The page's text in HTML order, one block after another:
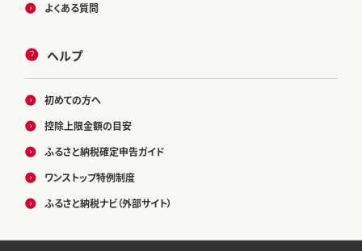
よくある質問
ヘルプ
初めての方へ
控除上限金額の目安
ふるさと納税確定申告ガイド
ワンストップ特例制度
ふるさと納税ナビ（外部サイト）